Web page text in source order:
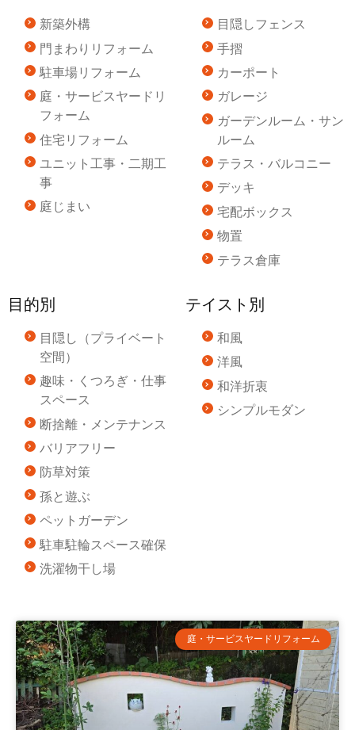
新築外構
門まわりリフォーム
駐車場リフォーム
庭・サービスヤードリ
フォーム
住宅リフォーム
ユニット工事・二期工
事
庭じまい
目隠しフェンス
手摺
カーポート
ガレージ
ガーデンルーム・サン
ルーム
テラス・バルコニー
デッキ
宅配ボックス
物置
テラス倉庫
目的別
目隠し（プライベート
空間）
趣味・くつろぎ・仕事
スペース
断捨離・メンテナンス
バリアフリー
防草対策
孫と遊ぶ
ペットガーデン
駐車駐輪スペース確保
洗濯物干し場
テイスト別
和風
洋風
和洋折衷
シンプルモダン
庭・サービスヤードリフォーム